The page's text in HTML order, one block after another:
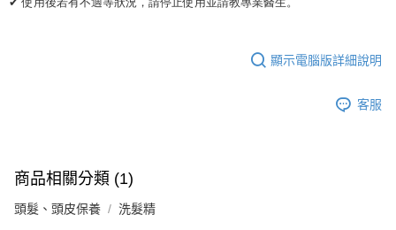
顯示電腦版詳細說明
客服
商品相關分類 (1)
頭髮、頭皮保養 洗髮精